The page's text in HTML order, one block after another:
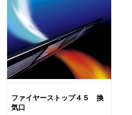
ファイヤーストップ４５ 換
気口